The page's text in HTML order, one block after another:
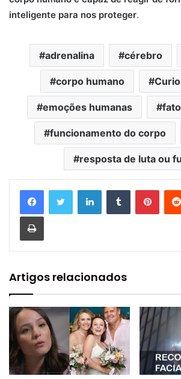
inteligente para nos proteger.
adrenalina cérebro
corpo humano
emoções humanas
funcionamento do corpo
resposta de luta ou
Artigos relacionados